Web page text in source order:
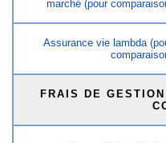
marché (pour
Assurance vie lambda
FRAIS DE